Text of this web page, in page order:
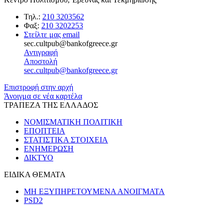
Τηλ.: 210 3203562
Φαξ: 210 3202253
Στείλτε μας email
sec.cultpub@bankofgreece.gr
Αντιγραφή
Αποστολή
sec.cultpub@bankofgreece.gr
Επιστροφή στην αρχή
Άνοιγμα σε νέα καρτέλα
ΤΡΑΠΕΖΑ ΤΗΣ ΕΛΛΑΔΟΣ
ΝΟΜΙΣΜΑΤΙΚΗ ΠΟΛΙΤΙΚΗ
ΕΠΟΠΤΕΙΑ
ΣΤΑΤΙΣΤΙΚΑ ΣΤΟΙΧΕΙΑ
ΕΝΗΜΕΡΩΣΗ
ΔΙΚΤΥΟ
ΕΙΔΙΚΑ ΘΕΜΑΤΑ
ΜΗ ΕΞΥΠΗΡΕΤΟΥΜΕΝΑ ΑΝΟΙΓΜΑΤΑ
PSD2